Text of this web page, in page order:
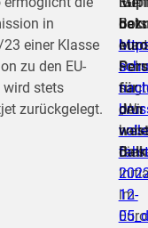
in
einer Klasse
zu den EU-
wird stets
zurückgelegt.
„Wir
im
12-
für
den